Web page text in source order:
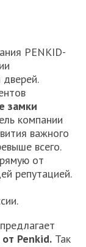
PENKID-
замки
компании
важного
всего.
от
репутацией.
Penkid. Так